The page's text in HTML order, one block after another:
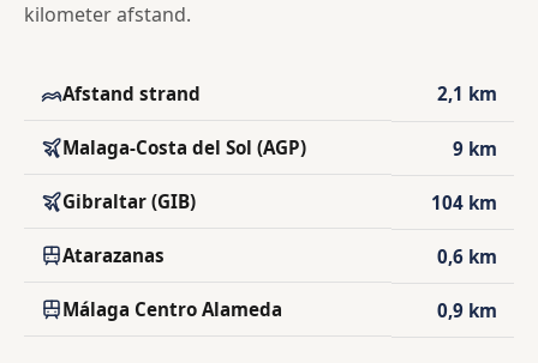
kilometer afstand.
Afstand strand 2,1 km
Malaga-Costa del Sol (AGP) 9 km
Gibraltar (GIB) 104 km
Atarazanas 0,6 km
Málaga Centro Alameda 0,9 km